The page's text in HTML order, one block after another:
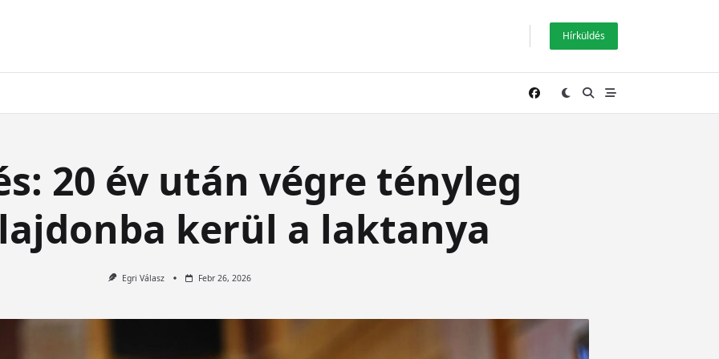
Hírküldés
20 év után végre tényleg
kerül a laktanya
Egri Válasz Febr 26, 2026